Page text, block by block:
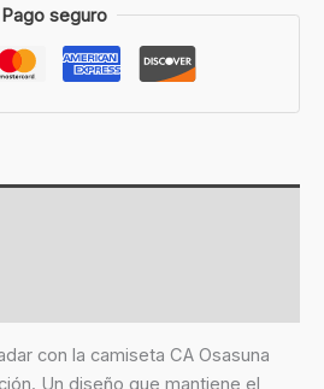
Pago seguro
con la camiseta CA Osasuna
Un diseño que mantiene el